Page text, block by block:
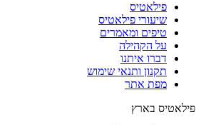
פילאטיס
שיעורי פילאטיס
טיפים ומאמרים
על הקהילה
דברו איתנו
תקנון ותנאי שימוש
מפת אתר
פילאטיס בארץ